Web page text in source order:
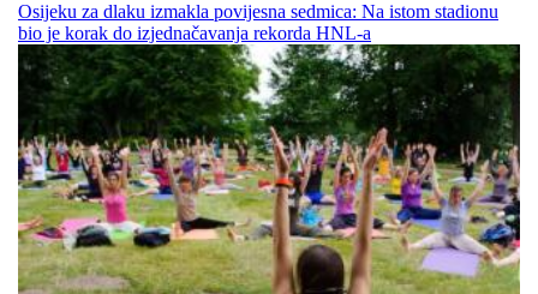
Osijeku za dlaku izmakla povijesna sedmica: Na istom stadionu
bio je korak do izjednačavanja rekorda HNL-a